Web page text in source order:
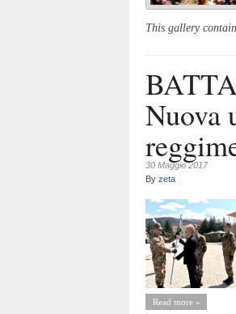
This gallery
Nuova
30 Maggio 2017
By zeta
Read more »